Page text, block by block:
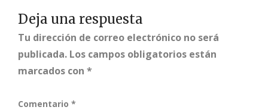
Deja una respuesta
Tu dirección de correo electrónico no será
publicada. Los campos obligatorios están
marcados con *
Comentario *